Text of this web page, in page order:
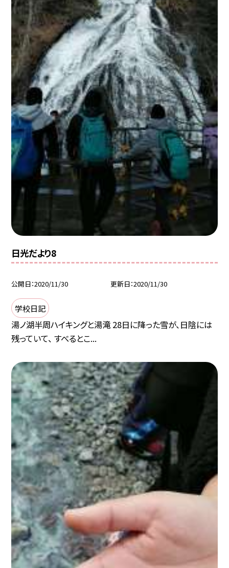
日光だより8
公開日 2020/11/30 更新日 2020/11/30
学校日記
湯ノ湖半周ハイキングと湯滝 28日に降った雪が、日陰には
残っていて、 すべるとこ...